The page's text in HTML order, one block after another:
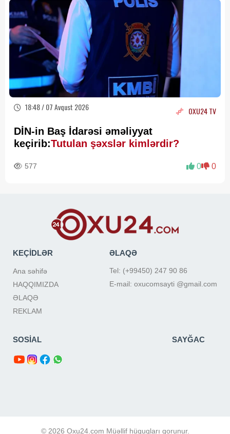
18:48 / 07 Avqust 2026 OXU24 TV
DİN-in Baş İdarəsi əməliyyat
keçirib:Tutulan şəxslər kimlərdir?
577 0 0
KEÇİDLƏR
Ana səhifə
HAQQIMIZDA
ƏLAQƏ
REKLAM
ƏLAQƏ
Tel: (+99450) 247 90 86
E-mail: oxucomsayti @gmail.com
SOSİAL SAYĞAC
© 2026 Oxu24.com Müəllif hüquqları qorunur.